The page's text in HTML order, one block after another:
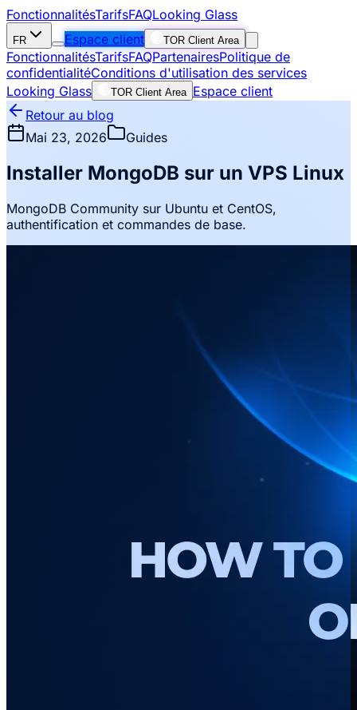
FonctionnalitésTarifsFAQLooking Glass
FR Espace client TOR Client Area
FonctionnalitésTarifsFAQPartenairesPolitique de
confidentialitéConditions d'utilisation des services
Looking Glass
TOR Client Area Espace client
Retour au blog
Mai 23, 2026
Guides
Installer MongoDB sur un VPS Linux
MongoDB Community sur Ubuntu et CentOS,
authentification et commandes de base.